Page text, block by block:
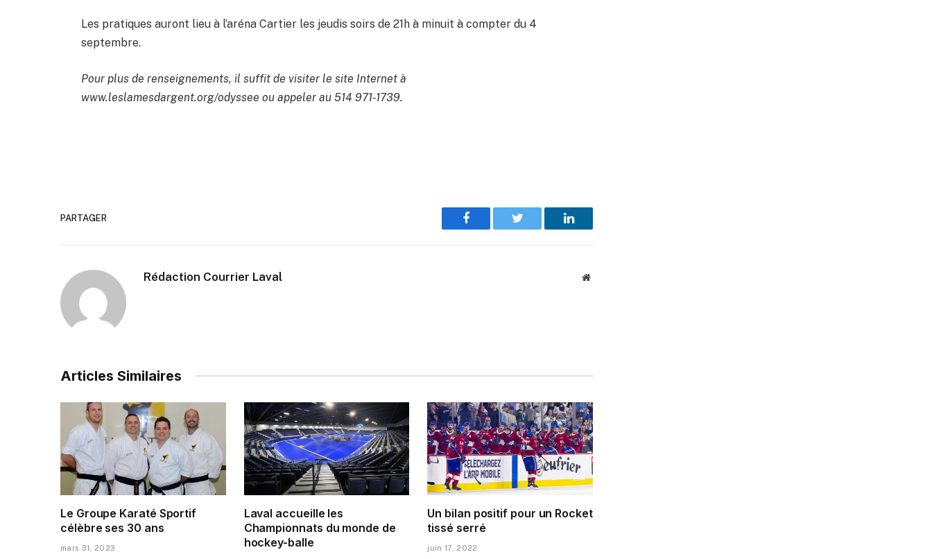
Les pratiques auront lieu à l’aréna Cartier les jeudis soirs de 21h à minuit à compter du 4
septembre.
Pour plus de renseignements, il suffit de visiter le site Internet à
www.leslamesdargent.org/odyssee ou appeler au 514 971-1739.
PARTAGER
Facebook Twitter LinkedIn
Rédaction Courrier Laval Website
Articles Similaires
Le Groupe Karaté Sportif
célèbre ses 30 ans
mars 31, 2023
Laval accueille les
Championnats du monde de
hockey-balle
Un bilan positif pour un Rocket
tissé serré
juin 17, 2022